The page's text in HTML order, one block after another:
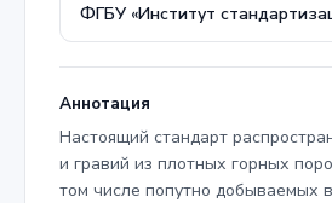
ФГБУ «Институт
Аннотация
Настоящий стандарт
и гравий из плотных горных
том числе попутно добываемых